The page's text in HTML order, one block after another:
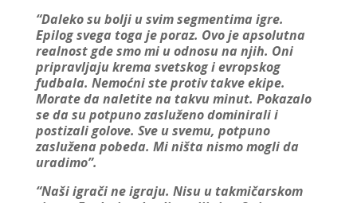
“Daleko su bolji u svim segmentima igre.
Epilog svega toga je poraz. Ovo je apsolutna
realnost gde smo mi u odnosu na njih. Oni
pripravljaju krema svetskog i evropskog
fudbala. Nemoćni ste protiv takve ekipe.
Morate da naletite na takvu minut. Pokazalo
se da su potpuno zasluženo dominirali i
postizali golove. Sve u svemu, potpuno
zaslužena pobeda. Mi ništa nismo mogli da
uradimo”.
“Naši igrači ne igraju. Nisu u takmičarskom